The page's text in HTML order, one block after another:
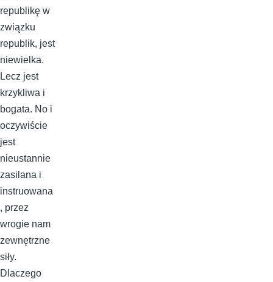
republikę w
związku
republik, jest
niewielka.
Lecz jest
krzykliwa i
bogata. No i
oczywiście
jest
nieustannie
zasilana i
instruowana
, przez
wrogie nam
zewnętrzne
siły.
Dlaczego